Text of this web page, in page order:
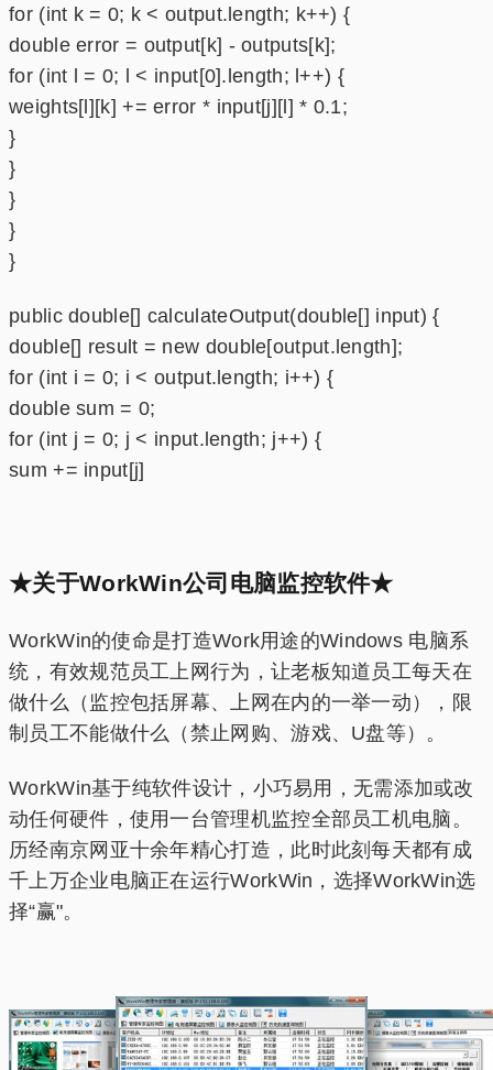
for (int k = 0; k < output.length; k++) {
double error = output[k] - outputs[k];
for (int l = 0; l < input[0].length; l++) {
weights[l][k] += error * input[j][l] * 0.1;
}
}
}
}
}
public double[] calculateOutput(double[] input) {
double[] result = new double[output.length];
for (int i = 0; i < output.length; i++) {
double sum = 0;
for (int j = 0; j < input.length; j++) {
sum += input[j]
★关于WorkWin公司电脑监控软件★
WorkWin的使命是打造Work用途的Windows 电脑系
统，有效规范员工上网行为，让老板知道员工每天在
做什么（监控包括屏幕、上网在内的一举一动），限
制员工不能做什么（禁止网购、游戏、U盘等）。
WorkWin基于纯软件设计，小巧易用，无需添加或改
动任何硬件，使用一台管理机监控全部员工机电脑。
历经南京网亚十余年精心打造，此时此刻每天都有成
千上万企业电脑正在运行WorkWin，选择WorkWin选
择“赢"。